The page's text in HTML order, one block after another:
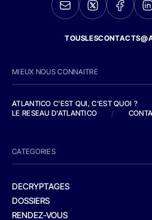
MIEUX NOUS CONNAITRE
ATLANTICO C'EST QUI, C'EST QUOI ?
LE RESEAU D'ATLANTICO
/
CATEGORIES
DECRYPTAGES
DOSSIERS
RENDEZ-VOUS